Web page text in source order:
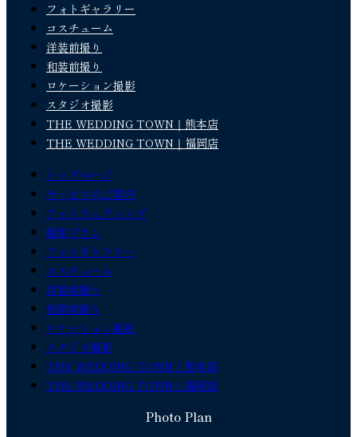
フォトギャラリー
コスチューム
洋装前撮り
和装前撮り
ロケーション撮影
スタジオ撮影
THE WEDDING TOWN｜熊本店
THE WEDDING TOWN｜福岡店
トップページ
サービスのご案内
フォトウェディング
撮影プラン
フォトギャラリー
コスチューム
洋装前撮り
和装前撮り
ロケーション撮影
スタジオ撮影
THE WEDDING TOWN｜熊本店
THE WEDDING TOWN｜福岡店
Photo Plan